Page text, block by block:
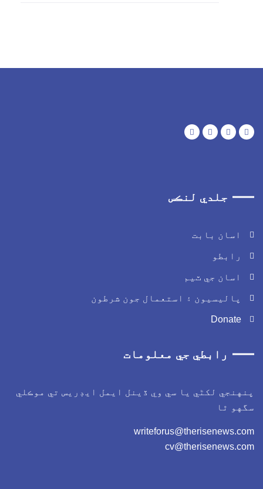
جلدي لنڪس
اسان بابت
رابطو
اسان جي ٽيم
پاليسيون ۽ استعمال جون شرطون
Donate
رابطي جي معلومات
پنهنجي لکڻي يا سي وي ڏينل ايمل ايڊريس تي موڪلي
سگهو ٿا
writeforus@therisenews.com
cv@therisenews.com